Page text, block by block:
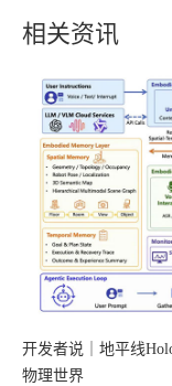
相关资讯
开发者说｜地平线
物理世界